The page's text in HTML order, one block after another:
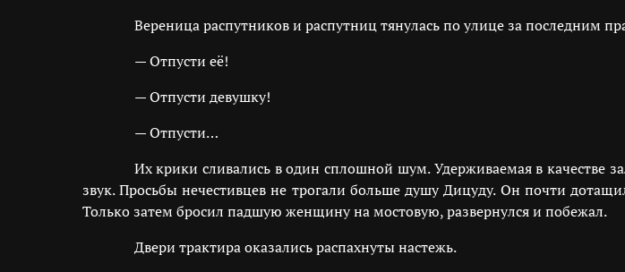
Вереница распутников и распутниц тянулась по улице за последним
— Отпусти её!
— Отпусти девушку!
— Отпусти…
Их крики сливались в один сплошной шум. Удерживаемая в качестве
звук. Просьбы нечестивцев не трогали больше душу Дицуду. Он почти
Только затем бросил падшую женщину на мостовую, развернулся и побежал.
Двери трактира оказались распахнуты настежь.